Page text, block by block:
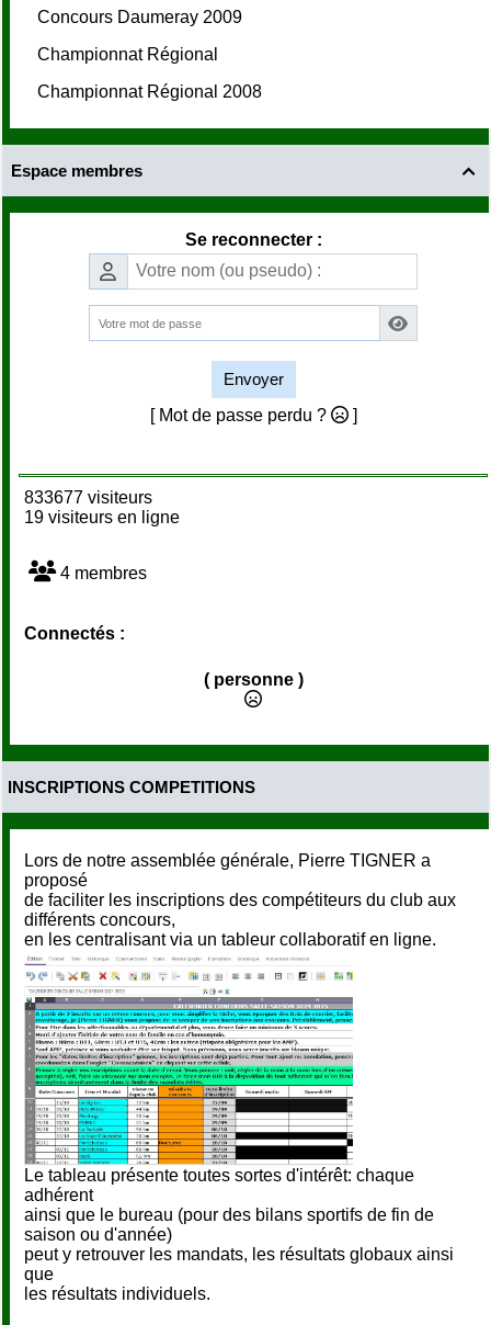
Concours Daumeray 2009
Championnat Régional
Championnat Régional 2008

Espace membres
Se reconnecter :
Envoyer
[ Mot de passe perdu ?
]
833677 visiteurs
19 visiteurs en ligne
4 membres
Connectés :
( personne )
INSCRIPTIONS COMPETITIONS
Lors de notre assemblée générale, Pierre TIGNER a
proposé
de faciliter les inscriptions des compétiteurs du club aux
différents concours,
en les centralisant via un tableur collaboratif en ligne.
Le tableau présente toutes sortes d'intérêt: chaque
adhérent
ainsi que le bureau (pour des bilans sportifs de fin de
saison ou d'année)
peut y retrouver les mandats, les résultats globaux ainsi
que
les résultats individuels.